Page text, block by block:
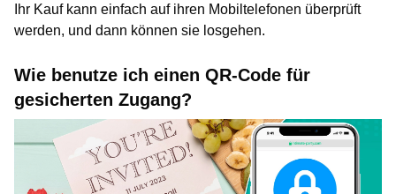
Ihr Kauf kann einfach auf ihren Mobiltelefonen überprüft
werden, und dann können sie losgehen.
Wie benutze ich einen QR-Code für
gesicherten Zugang?